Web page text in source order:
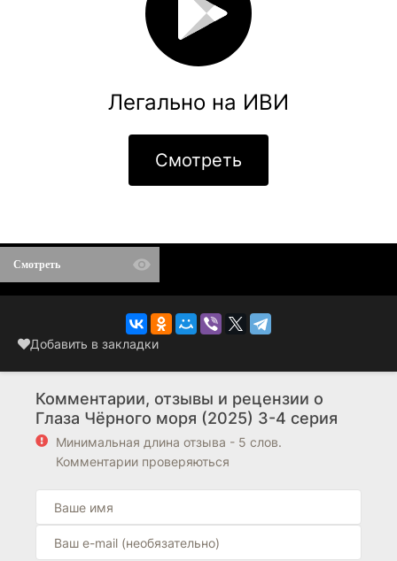
Легально на ИВИ
Смотреть
Смотреть
Добавить в закладки
Комментарии, отзывы и рецензии о
Глаза Чёрного моря (2025) 3-4 серия
Минимальная длина отзыва - 5 слов.
Комментарии проверяються